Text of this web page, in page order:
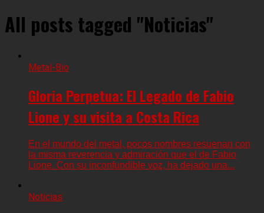
All posts tagged "Noticias"
Metal-Bio
Gloria Perpetua: El Legado de Fabio
Lione y su visita a Costa Rica
En el mundo del metal, pocos nombres resuenan con
la misma reverencia y admiración que el de Fabio
Lione. Con su inconfundible voz, ha dejado una...
Noticias